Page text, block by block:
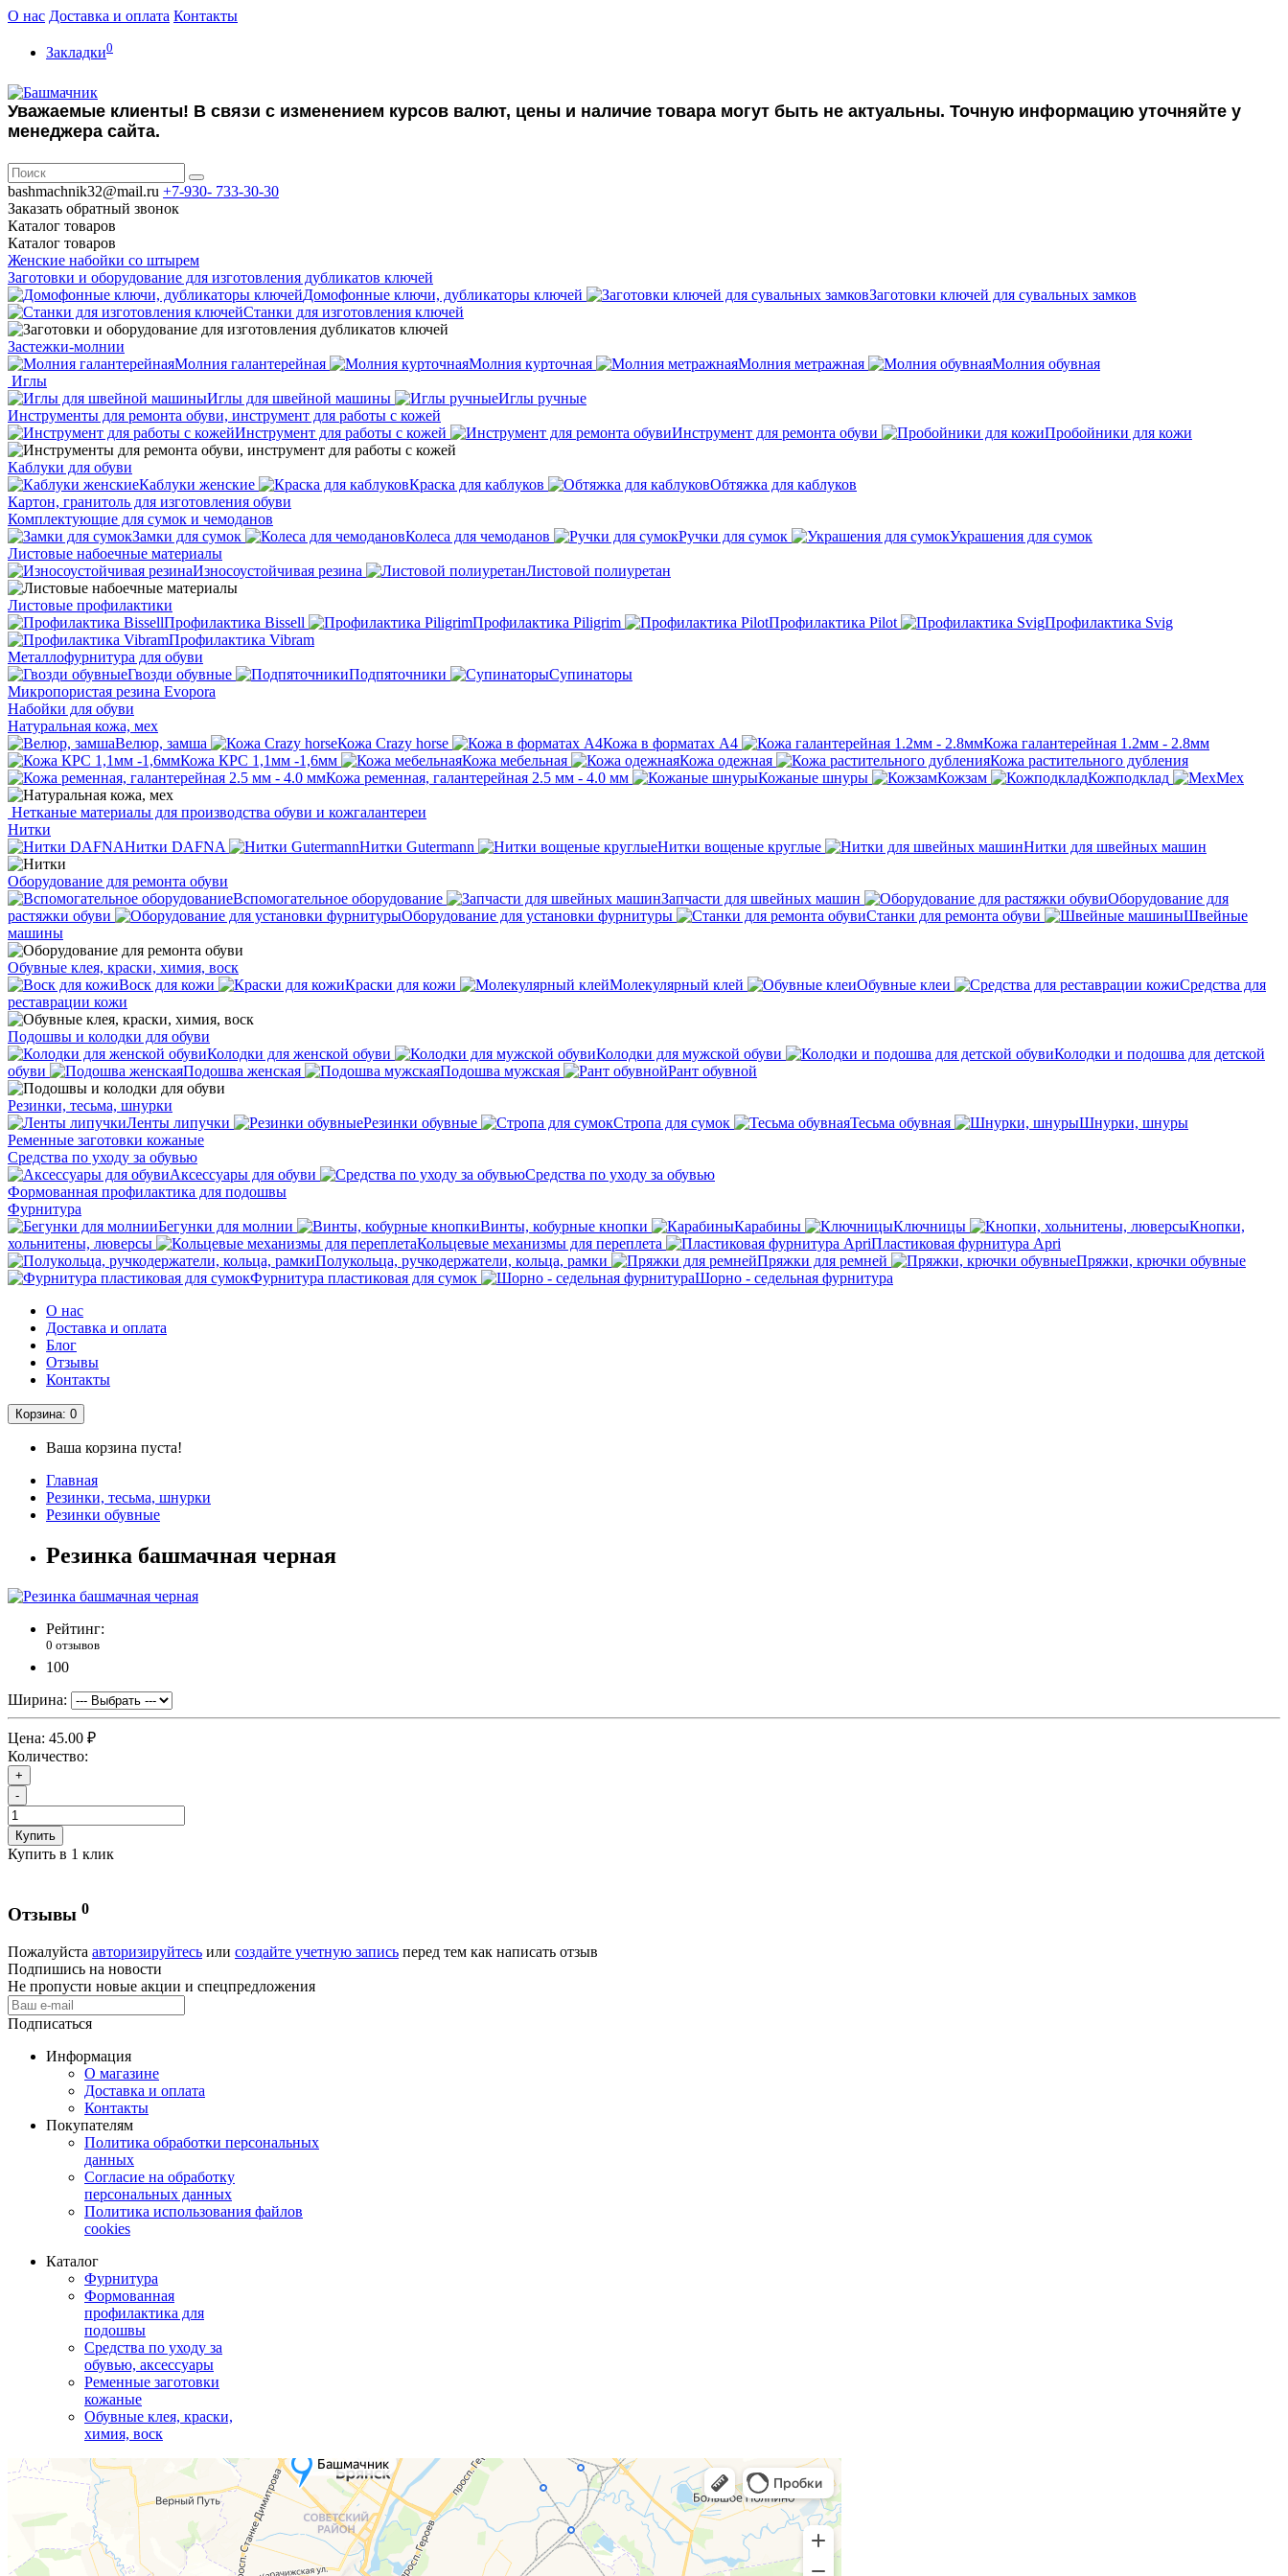
О нас Доставка и оплата Контакты
Закладки0
Уважаемые клиенты! В связи с изменением курсов валют, цены и наличие товара могут быть не актуальны. Точную информацию уточняйте у
менеджера сайта.
bashmachnik32@mail.ru +7-930- 733-30-30
Заказать обратный звонок
Каталог товаров
Каталог товаров
Женские набойки со штырем
Заготовки и оборудование для изготовления дубликатов ключей
Домофонные ключи, дубликаторы ключей
Заготовки ключей для сувальных замков
Станки для изготовления ключей
Застежки-молнии
Молния галантерейная
Молния курточная Молния метражная
Молния обувная
Иглы
Иглы для швейной машины
Иглы ручные
Инструменты для ремонта обуви, инструмент для работы с кожей
Инструмент для работы с кожей
Инструмент для ремонта обуви Пробойники для кожи
Каблуки для обуви
Каблуки женские
Краска для каблуков
Обтяжка для каблуков
Картон, гранитоль для изготовления обуви
Комплектующие для сумок и чемоданов
Замки для сумок
Колеса для чемоданов Ручки для сумок
Украшения для сумок
Листовые набоечные материалы
Износоустойчивая резина
Листовой полиуретан
Листовые профилактики
Профилактика Bissell
Профилактика Piligrim Профилактика Pilot
Профилактика Svig
Профилактика Vibram
Металлофурнитура для обуви
Гвозди обувные
Подпяточники
Супинаторы
Микропористая резина Evopora
Набойки для обуви
Натуральная кожа, мех
Велюр, замша
Кожа Crazy horse Кожа в форматах А4
Кожа галантерейная 1.2мм - 2.8мм
Кожа КРС 1,1мм -1,6мм
Кожа мебельная Кожа одежная
Кожа растительного дубления
Кожа ременная, галантерейная 2.5 мм - 4.0 мм
Кожаные шнуры Кожзам Кожподклад Мех
Нетканые материалы для производства обуви и кожгалантереи
Нитки
Нитки DAFNA
Нитки Gutermann Нитки вощеные круглые Нитки для швейных машин
Оборудование для ремонта обуви
Вспомогательное оборудование
Запчасти для швейных машин
Оборудование для
растяжки обуви
Оборудование для установки фурнитуры Станки для ремонта обуви
Швейные
машины
Обувные клея, краски, химия, воск
Воск для кожи
Краски для кожи Молекулярный клей Обувные клеи
Средства для
реставрации кожи
Подошвы и колодки для обуви
Колодки для женской обуви
Колодки для мужской обуви
Колодки и подошва для детской
обуви
Подошва женская Подошва мужская Рант обувной
Резинки, тесьма, шнурки
Ленты липучки
Резинки обувные Стропа для сумок Тесьма обувная
Шнурки, шнуры
Ременные заготовки кожаные
Средства по уходу за обувью
Аксессуары для обуви
Средства по уходу за обувью
Формованная профилактика для подошвы
Фурнитура
Бегунки для молнии
Винты, кобурные кнопки Карабины Ключницы
Кнопки,
хольнитены, люверсы
Кольцевые механизмы для переплета
Пластиковая фурнитура Apri
Полукольца, ручкодержатели, кольца, рамки
Пряжки для ремней
Пряжки, крючки обувные
Фурнитура пластиковая для сумок
Шорно - седельная фурнитура
О нас
Доставка и оплата
Блог
Отзывы
Контакты
Корзина: 0
Ваша корзина пуста!
Главная
Резинки, тесьма, шнурки
Резинки обувные
Резинка башмачная черная
Рейтинг:
0 отзывов
100
Ширина:
Цена: 45.00 ₽
Количество:
+
-
Купить
Купить в 1 клик
Отзывы 0
Пожалуйста авторизируйтесь или создайте учетную запись перед тем как написать отзыв
Подпишись на новости
Не пропусти новые акции и спецпредложения
Подписаться
Информация
О магазине
Доставка и оплата
Контакты
Покупателям
Политика обработки персональных
данных
Согласие на обработку
персональных данных
Политика использования файлов
cookies
Каталог
Фурнитура
Формованная
профилактика для
подошвы
Средства по уходу за
обувью, аксессуары
Ременные заготовки
кожаные
Обувные клея, краски,
химия, воск